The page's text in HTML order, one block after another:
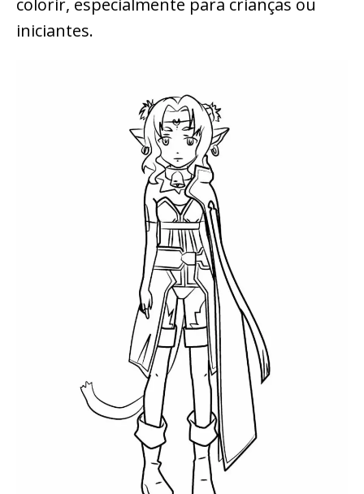
colorir, especialmente para crianças ou
iniciantes.